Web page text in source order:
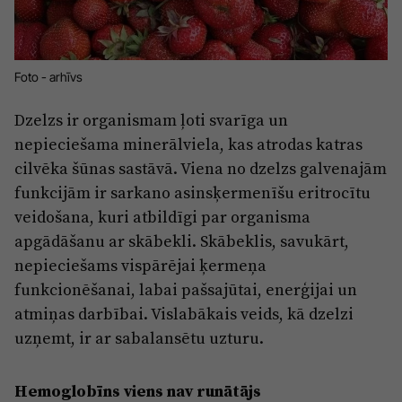
Ropaži
Salaspils
Sigulda
Jūrmala
Vide
Reklāma
Par laikrakstu
Privātuma politika
Ētikas kodekss
Lietošanas noteikumi
Pārredzamības paziņojumi
Sludinājumi
Foto - arhīvs
Dzelzs ir organismam ļoti svarīga un
nepieciešama minerālviela, kas atrodas katras
cilvēka šūnas sastāvā. Viena no dzelzs galvenajām
funkcijām ir sarkano asinsķermenīšu eritrocītu
veidošana, kuri atbildīgi par organisma
apgādāšanu ar skābekli. Skābeklis, savukārt,
nepieciešams vispārējai ķermeņa
funkcionēšanai, labai pašsajūtai, enerģijai un
atmiņas darbībai. Vislabākais veids, kā dzelzi
uzņemt, ir ar sabalansētu uzturu.
Hemoglobīns viens nav runātājs